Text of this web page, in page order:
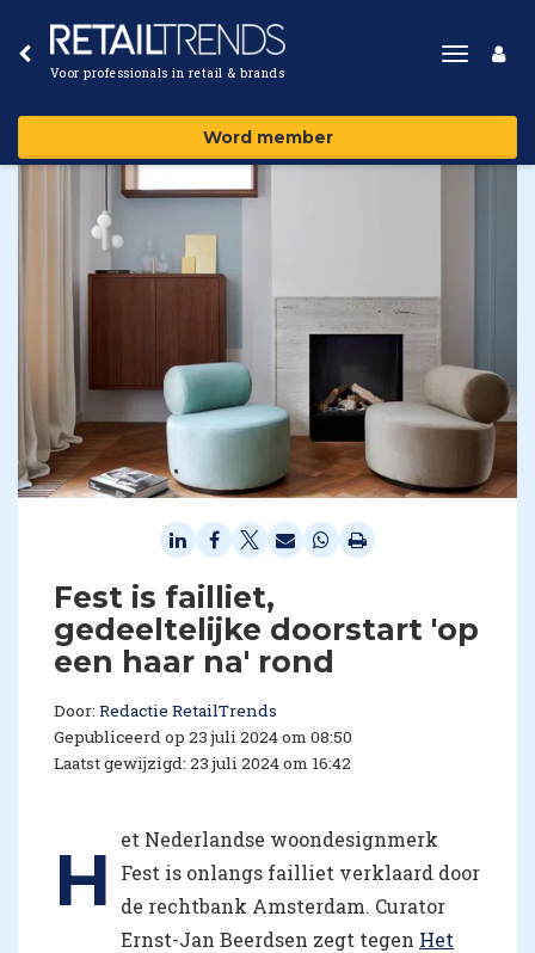
Voor professionals in retail & brands
Toggle
Word member
Fest is failliet,
gedeeltelijke doorstart 'op
een haar na' rond
Door: Redactie RetailTrends
Gepubliceerd op 23 juli 2024 om 08:50
Laatst gewijzigd: 23 juli 2024 om 16:42
H
et Nederlandse woondesignmerk
Fest is onlangs failliet verklaard door
de rechtbank Amsterdam. Curator
Ernst-Jan Beerdsen zegt tegen Het